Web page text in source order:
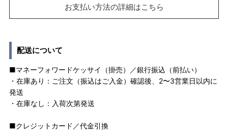
お支払い方法の詳細はこちら
配送について
■マネーフォワードケッサイ（掛売）／銀行振込（前払い）
・在庫あり：ご注文（振込はご入金）確認後、2〜3営業日以内に
発送
・在庫なし：入荷次第発送
■クレジットカード／代金引換